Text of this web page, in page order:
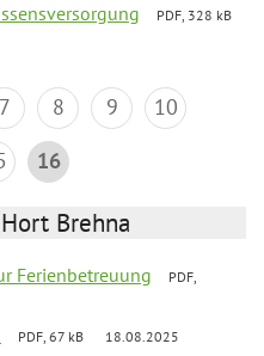
PDF, 328 kB
7 8 9
10
16
Brehna
Ferienbetreuung
PDF,
PDF, 67 kB 18.08.2025